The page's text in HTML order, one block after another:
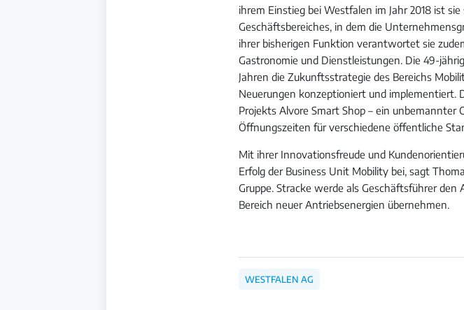
ihrem Einstieg bei Westfalen im Jahr 2018 ist
Geschäftsbereiches, in dem die
ihrer bisherigen Funktion verantwortet sie
Gastronomie und Dienstleistungen. Die 49-
Jahren die Zukunftsstrategie des Bereichs
Neuerungen konzeptioniert und implementiert.
Projekts Alvore Smart Shop – ein unbemannter
Öffnungszeiten für verschiedene öffentliche
Mit ihrer Innovationsfreude und
Erfolg der Business Unit Mobility bei, sagt
Gruppe. Stracke werde als Geschäftsführer
Bereich neuer Antriebsenergien übernehmen.
WESTFALEN AG